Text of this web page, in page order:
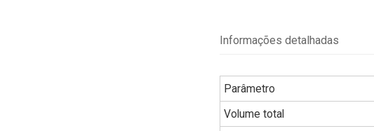
Informações detalhadas
Parâmetro
Volume total